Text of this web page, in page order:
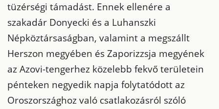
tüzérségi támadást. Ennek ellenére a
szakadár Donyecki és a Luhanszki
Népköztársaságban, valamint a megszállt
Herszon megyében és Zaporizzsja megyének
az Azovi-tengerhez közelebb fekvő területein
pénteken negyedik napja folytatódott az
Oroszországhoz való csatlakozásról szóló